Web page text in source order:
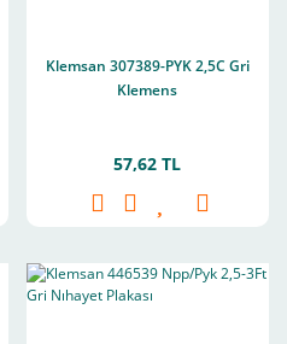
Klemsan 307389-PYK 2,5C Gri
Klemens
57,62 TL